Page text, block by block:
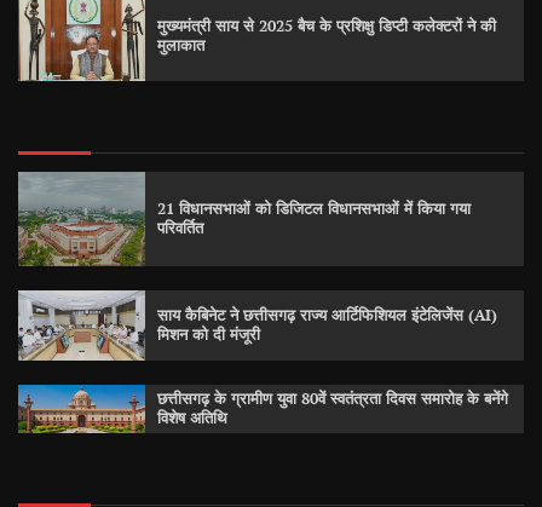
मुख्यमंत्री साय से 2025 बैच के प्रशिक्षु डिप्टी कलेक्टरों ने की
मुलाकात
21 विधानसभाओं को डिजिटल विधानसभाओं में किया गया
परिवर्तित
साय कैबिनेट ने छत्तीसगढ़ राज्य आर्टिफिशियल इंटेलिजेंस (AI)
मिशन को दी मंजूरी
छत्तीसगढ़ के ग्रामीण युवा 80वें स्वतंत्रता दिवस समारोह के बनेंगे
विशेष अतिथि